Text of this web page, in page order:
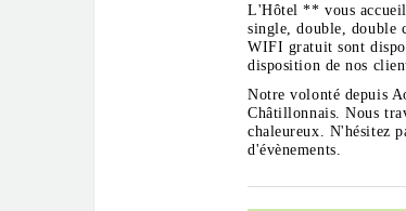
L'Hôtel ** vous
single, double,
WIFI gratuit sont
disposition de nos
Notre volonté depuis
Châtillonnais. Nous
chaleureux. N'hésitez
d'évènements.